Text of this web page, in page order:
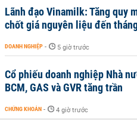
Lãnh đạo Vinamilk: Tăng quy
chốt giá nguyên liệu đến
DOANH NGHIỆP - 5 giờ trước
Cổ phiếu doanh nghiệp Nhà
BCM, GAS và GVR tăng trần
CHỨNG KHOÁN - 4 giờ trước